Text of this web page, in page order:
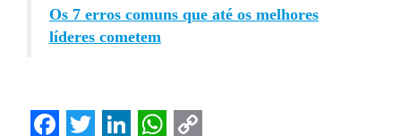
Os 7 erros comuns que até os melhores
líderes cometem